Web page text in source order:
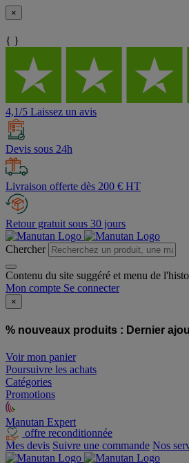
×
{ }
4,1/5 Laissez un avis
Devis sous 24h
Livraison offerte dès 200 € HT
Retour gratuit sous 30 jours
Chercher
Contenu du site suggéré et menu de
Mon compte Se connecter
×
% nouveaux produits : Dernier
Voir mon panier
Poursuivre les achats
Catégories
Promotions
Manutan Expert
offre reconditionnée
Mes devis Suivre une commande Nos